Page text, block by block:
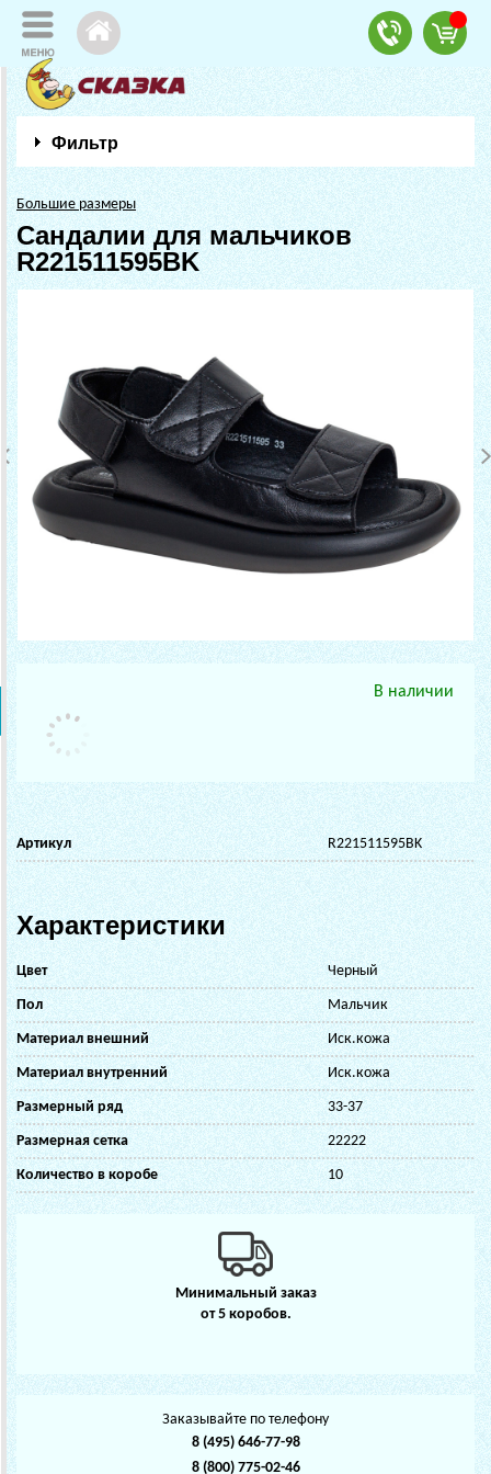
Фильтр
Большие размеры
Сандалии для мальчиков
R221511595BK
В наличии
Артикул R221511595BK
Характеристики
Цвет Черный
Пол Мальчик
Материал внешний Иск.кожа
Материал внутренний Иск.кожа
Размерный ряд 33-37
Размерная сетка 22222
Количество в коробе 10
Минимальный заказ
от 5 коробов.
Заказывайте по телефону
8 (495) 646-77-98
8 (800) 775-02-46